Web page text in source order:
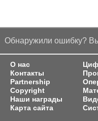
Обнаружили ошибку?
О нас
Контакты
Partnership
Copyright
Наши награды
Карта сайта